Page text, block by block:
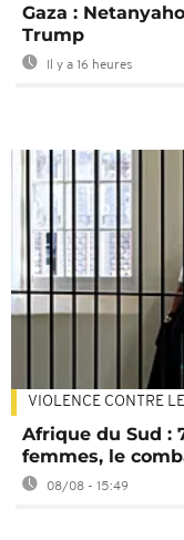
Gaza :
Trump
Il y a 16 heures
VIOLENCE CONTRE
Afrique du Sud :
femmes, le
08/08 - 15:49